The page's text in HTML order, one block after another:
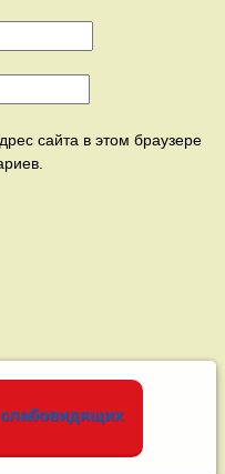
сайта в этом браузере